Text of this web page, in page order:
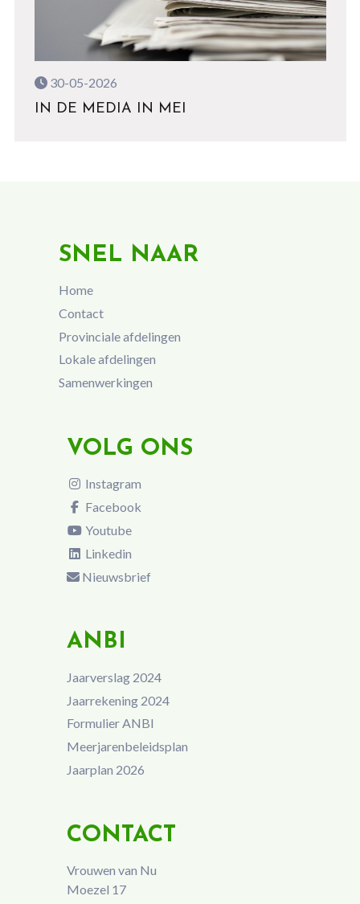
30-05-2026
IN DE MEDIA IN MEI
SNEL NAAR
Home
Contact
Provinciale afdelingen
Lokale afdelingen
Samenwerkingen
VOLG ONS
Instagram
Facebook
Youtube
Linkedin
Nieuwsbrief
ANBI
Jaarverslag 2024
Jaarrekening 2024
Formulier ANBI
Meerjarenbeleidsplan
Jaarplan 2026
CONTACT
Vrouwen van Nu
Moezel 17